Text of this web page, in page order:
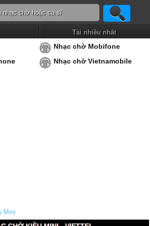
Tải nhiều nhất
Nhạc chờ Mobifone
Nhạc chờ Vietnamobile
Mini